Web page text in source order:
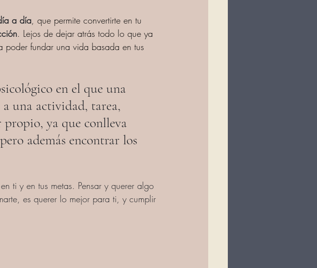
a día, que permite convertirte en tu
. Lejos de dejar atrás todo lo que ya
poder fundar una vida basada en tus
en el que una
a una actividad, tarea,
ya que conlleva
además encontrar los
ti y en tus metas. Pensar y querer algo
es querer lo mejor para ti, y cumplir